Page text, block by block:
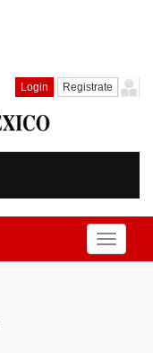
Login Registrate
Toggle